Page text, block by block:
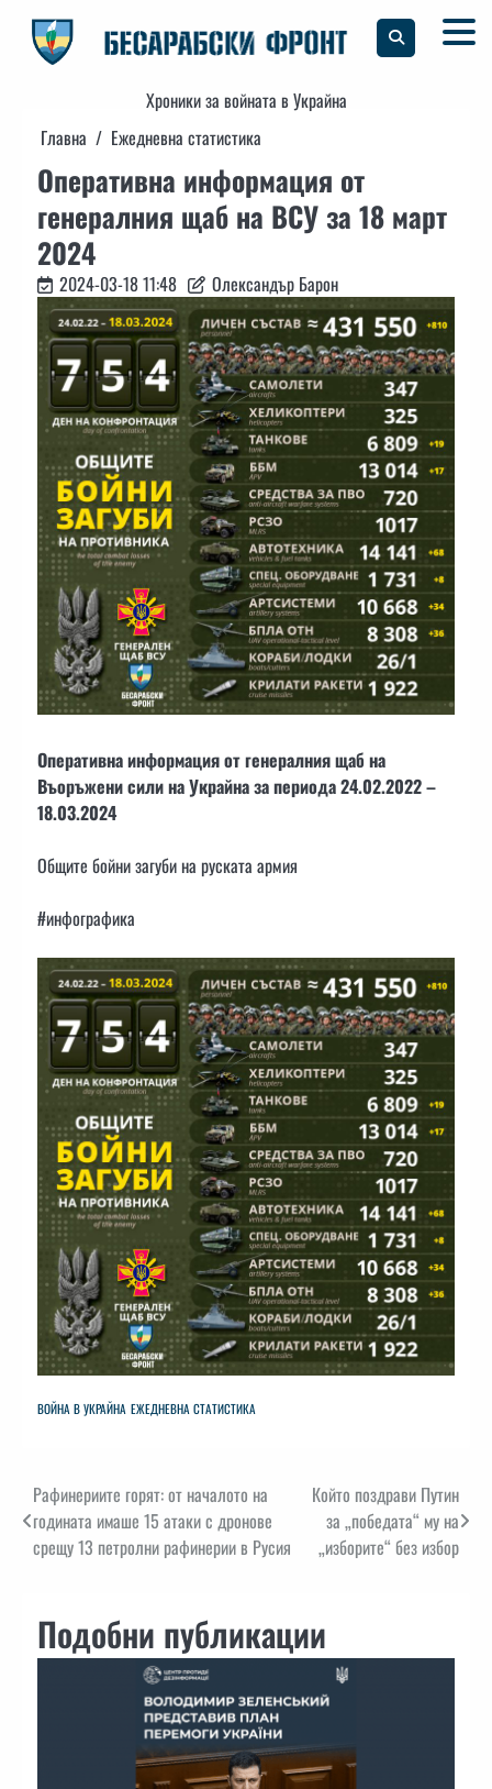
content
Хроники за войната в Украйна
Главна
Ежедневна статистика
Оперативна информация от
генералния щаб на ВСУ за 18 март
2024
2024-03-18 11:48 Олександър Барон
Оперативна информация от генералния щаб на
Въоръжени сили на Украйна за периода 24.02.2022 –
18.03.2024
Общите бойни загуби на руската армия
#инфографика
ВОЙНА В УКРАЙНА ЕЖЕДНЕВНА СТАТИСТИКА
Навигация
Рафинериите горят: от началото на
годината имаше 15 атаки с дронове
срещу 13 петролни рафинерии в Русия
Който поздрави Путин
за „победата“ му на
„изборите“ без избор
Подобни публикации